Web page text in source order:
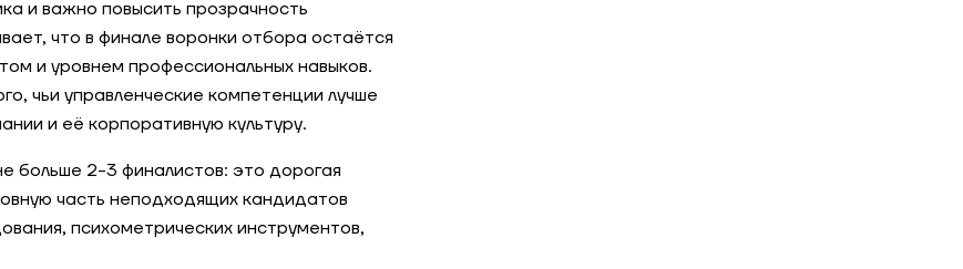
и важно повысить прозрачность
что в финале воронки отбора остаётся
и уровнем профессиональных навыков.
чьи управленческие компетенции лучше
и её корпоративную культуру.
больше 2-3 финалистов: это дорогая
часть неподходящих кандидатов
психометрических инструментов,